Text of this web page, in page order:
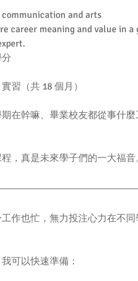
and arts
career meaning and value in
習（共 18 個月）
在幹嘛、畢業校友都從事什
，真是未來學子們的一大福音
作也忙，無力投注心力在不
可以快速準備：